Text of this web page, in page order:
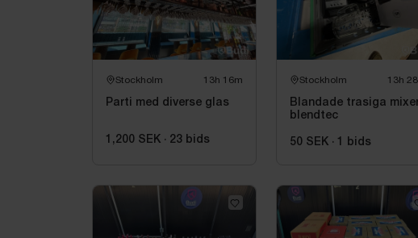
Stockholm 13h 16m
Parti med diverse glas
1,200 SEK · 23 bids
Stockholm 13h
Blandade trasiga
blendtec
50 SEK · 1 bids